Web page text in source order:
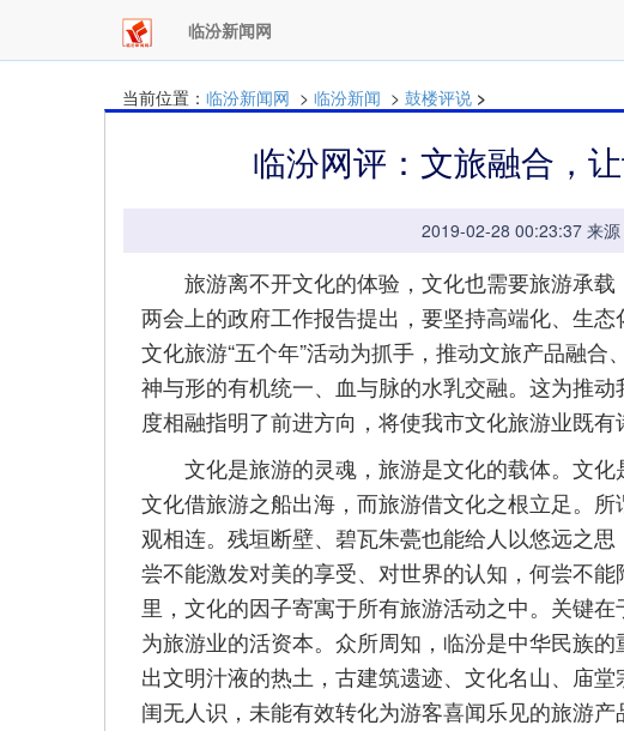
临汾新闻网
当前位置： 临汾新闻网 > 临汾新闻 > 鼓楼评说 >
临汾网评：文旅融合，
2019-02-28 00:23:37 来
旅游离不开文化的体验，文化也需要旅游承载
两会上的政府工作报告提出，要坚持高端化、生
文化旅游“五个年”活动为抓手，推动文旅产品融
神与形的有机统一、血与脉的水乳交融。这为推
度相融指明了前进方向，将使我市文化旅游业既有
文化是旅游的灵魂，旅游是文化的载体。文化
文化借旅游之船出海，而旅游借文化之根立足。
观相连。残垣断壁、碧瓦朱甍也能给人以悠远之
尝不能激发对美的享受、对世界的认知，何尝不
里，文化的因子寄寓于所有旅游活动之中。关键
为旅游业的活资本。众所周知，临汾是中华民族
出文明汁液的热土，古建筑遗迹、文化名山、庙
闺无人识，未能有效转化为游客喜闻乐见的旅游